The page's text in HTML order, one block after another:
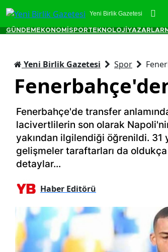
Yeni Birlik Gazetesi
GÜNDEM EKONOMİ SPORTEKNOLOJİ YAZARLAR
Yeni Birlik Gazetesi Spor
Fenerbahçe'de transfer
lacivertlilerin son olarak
yakından ilgilendiği öğrenildi.
gelişmeler taraftarları da
detaylar...
Haber Editörü